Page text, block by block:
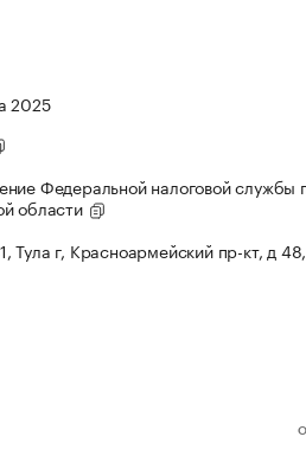
2025
Федеральной налоговой службы
области
Тула г, Красноармейский пр-кт, д